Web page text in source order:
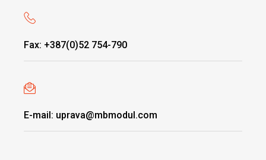
Fax: +387(0)52 754-790
E-mail: uprava@mbmodul.com